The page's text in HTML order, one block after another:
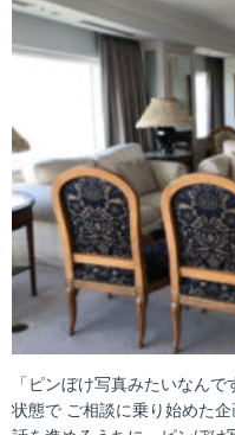
「ピンぼけ写真みたいなん
状態で ご相談に乗り始めた